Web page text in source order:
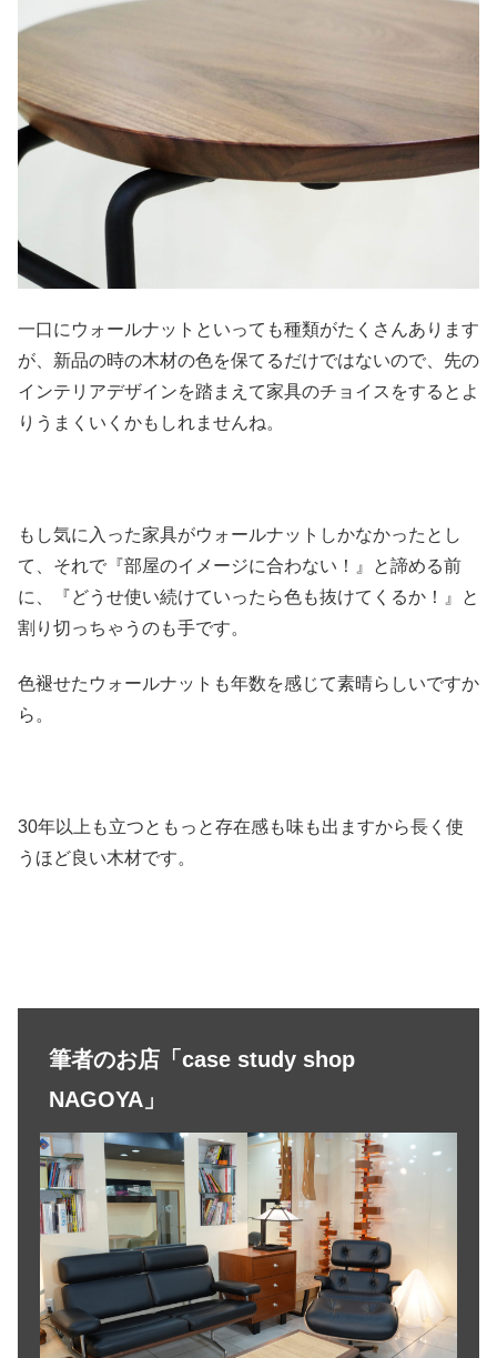
一口にウォールナットといっても種類がたくさんあります
が、新品の時の木材の色を保てるだけではないので、先の
インテリアデザインを踏まえて家具のチョイスをするとよ
りうまくいくかもしれませんね。
もし気に入った家具がウォールナットしかなかったとし
て、それで『部屋のイメージに合わない！』と諦める前
に、『どうせ使い続けていったら色も抜けてくるか！』と
割り切っちゃうのも手です。
色褪せたウォールナットも年数を感じて素晴らしいですか
ら。
30年以上も立つともっと存在感も味も出ますから長く使
うほど良い木材です。
筆者のお店「case study shop
NAGOYA」